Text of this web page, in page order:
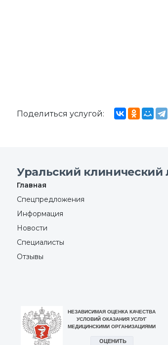
Поделиться услугой:
Уральский
Главная
Спецпредложения
Информация
Новости
Специалисты
Отзывы